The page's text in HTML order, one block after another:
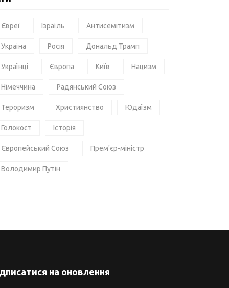
Євреї Ізраїль Антисемітизм
Україна Росія Дональд Трамп
Українці Європа Київ Нацизм
Німеччина Радянський Союз
Тероризм Християнство Юдаїзм
Голокост Історія
Європейський Союз Прем'єр-міністр
Володимир Путін
на оновлення